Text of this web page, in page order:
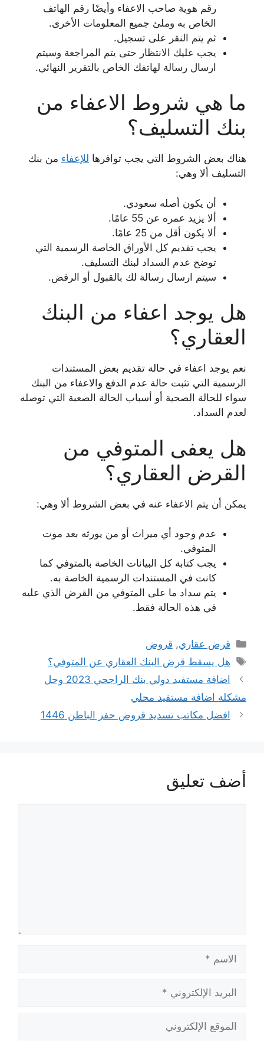
رقم هوية صاحب الاعفاء وأيضًا رقم الهاتف
الخاص به وملئ جميع المعلومات الأخرى.
ثم يتم النقر على تسجيل.
يجب عليك الانتظار حتى يتم المراجعة وسيتم
ارسال رسالة لهاتفك الخاص بالتقرير النهائي.
ما هي شروط الاعفاء من
بنك التسليف؟
هناك بعض الشروط التي يجب توافرها للإعفاء من بنك
التسليف ألا وهي:
أن يكون أصله سعودي.
ألا يزيد عمره عن 55 عامًا.
ألا يكون أقل من 25 عامًا.
يجب تقديم كل الأوراق الخاصة الرسمية التي
توضح عدم السداد لبنك التسليف.
سيتم ارسال رسالة لك بالقبول أو الرفض.
هل يوجد اعفاء من البنك
العقاري؟
نعم يوجد اعفاء في حالة تقديم بعض المستندات
الرسمية التي تثبت حالة عدم الدفع والاعفاء من البنك
سواء للحالة الصحية أو أسباب الحالة الصعبة التي توصله
لعدم السداد.
هل يعفى المتوفي من
القرض العقاري؟
يمكن أن يتم الاعفاء عنه في بعض الشروط ألا وهي:
عدم وجود أي ميراث أو من يورثه بعد موت
المتوفي.
يجب كتابة كل البيانات الخاصة بالمتوفي كما
كانت في المستندات الرسمية الخاصة به.
يتم سداد ما على المتوفي من القرض الذي عليه
في هذه الحالة فقط.
التصنيفات
قرض عقاري, قروض
الوسوم
هل يسقط قرض البنك العقاري عن المتوفي؟
اضافة مستفيد دولي بنك الراجحي 2023 وحل
مشكلة اضافة مستفيد محلي
افضل مكاتب تسديد قروض حفر الباطن 1446
أضف تعليق
الاسم
البريد
الإلكتروني
الموقع
الإلكتروني